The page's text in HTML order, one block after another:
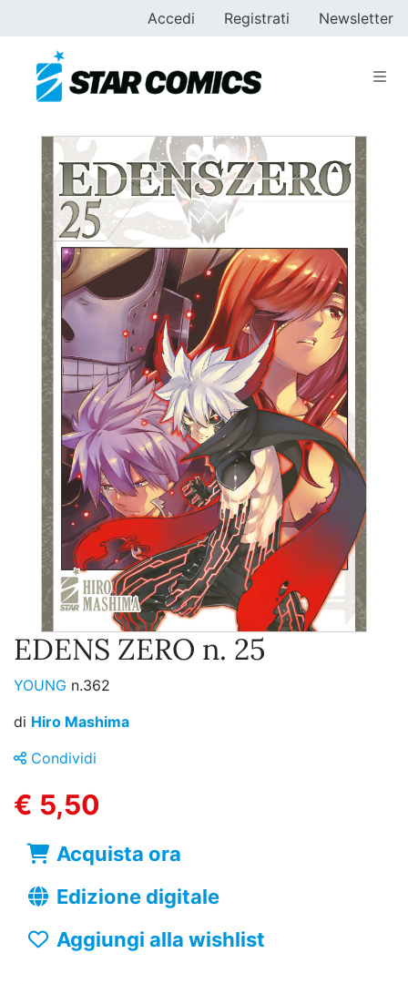
Accedi Registrati Newsletter
EDENS ZERO n. 25
YOUNG n.362
di Hiro Mashima
Condividi
€ 5,50
Acquista ora
Edizione digitale
Aggiungi alla wishlist